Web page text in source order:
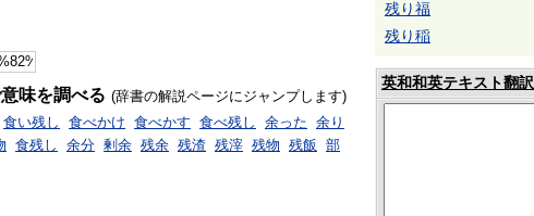
味を調べる (辞書の解説ページにジャンプします)
食い残し 食べかけ 食べかす 食べ残し 余った 余り
食残し 余分 剰余 残余 残渣 残滓 残物 残飯 部
残り福
残り稲
英和和英テキスト翻訳